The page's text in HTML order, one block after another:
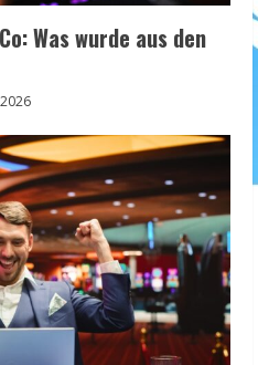
Was wurde aus den